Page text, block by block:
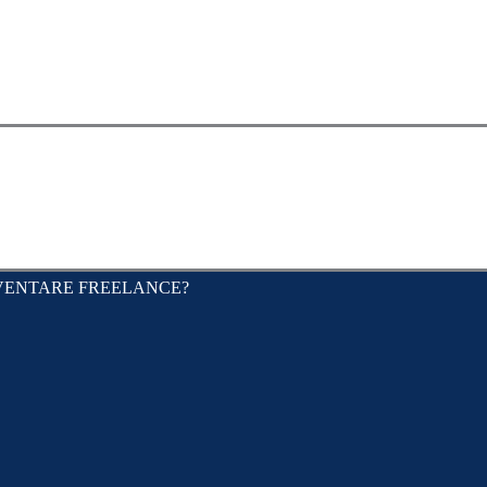
FREELANCE?